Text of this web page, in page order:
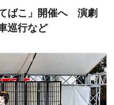
ばこ」開催へ 演劇
巡行など